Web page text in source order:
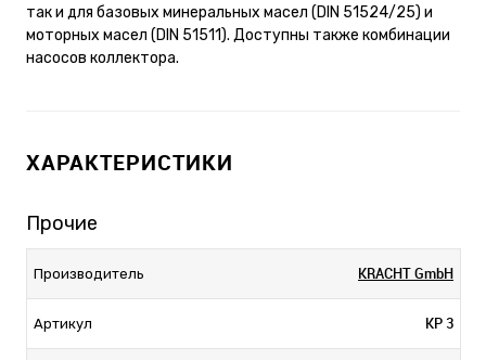
так и для базовых минеральных масел (DIN 51524/25) и
моторных масел (DIN 51511). Доступны также комбинации
насосов коллектора.
ХАРАКТЕРИСТИКИ
Прочие
Производитель KRACHT GmbH
Артикул KP 3